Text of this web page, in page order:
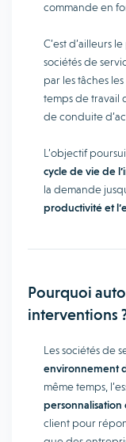
commande en
C’est d’ailleurs
sociétés de
par les tâches
temps de travail
de conduite
L’objectif
cycle de vie de
la demande
productivité et
Pourquoi
interventions
Les sociétés de
environnement
même temps,
personnalisation
client pour